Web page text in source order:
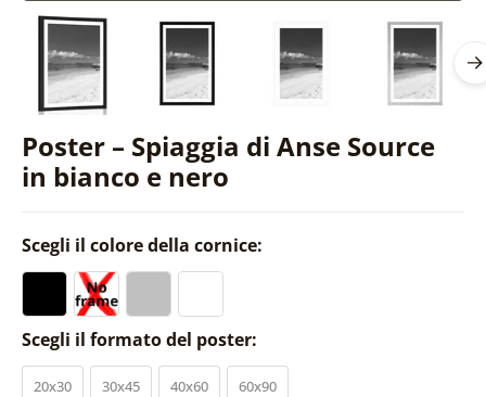
Poster – Spiaggia di Anse Source
in bianco e nero
Scegli il colore della cornice:
Scegli il formato del poster:
20x30 30x45 40x60 60x90